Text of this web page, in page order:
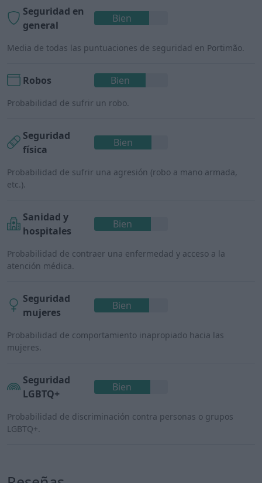
Seguridad en
general
Bien
Media de todas las puntuaciones de seguridad en Portimão.
Robos Bien
Probabilidad de sufrir un robo.
Seguridad
física
Bien
Probabilidad de sufrir una agresión (robo a mano armada,
etc.).
Sanidad y
hospitales
Bien
Probabilidad de contraer una enfermedad y acceso a la
atención médica.
Seguridad
mujeres
Bien
Probabilidad de comportamiento inapropiado hacia las
mujeres.
Seguridad
LGBTQ+
Bien
Probabilidad de discriminación contra personas o grupos
LGBTQ+.